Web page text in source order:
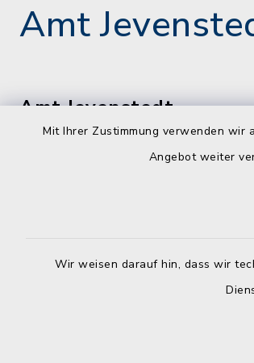
Mit Ihrer Zustimmung verwenden wir
Angebot weiter
Wir weisen darauf hin, dass wir
Amt
Amt Jevenstedt
info@amt-jevenstedt.de